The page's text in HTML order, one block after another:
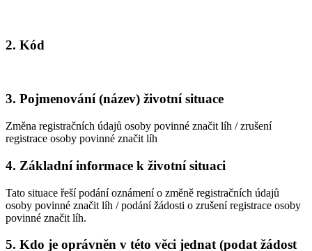
2. Kód
3. Pojmenování (název) životní situace
Změna registračních údajů osoby povinné značit líh / zrušení
registrace osoby povinné značit líh
4. Základní informace k životní situaci
Tato situace řeší podání oznámení o změně registračních údajů
osoby povinné značit líh / podání žádosti o zrušení registrace osoby
povinné značit líh.
5. Kdo je oprávněn v této věci jednat (podat žádost